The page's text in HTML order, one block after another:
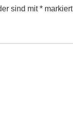
sind mit* markiert